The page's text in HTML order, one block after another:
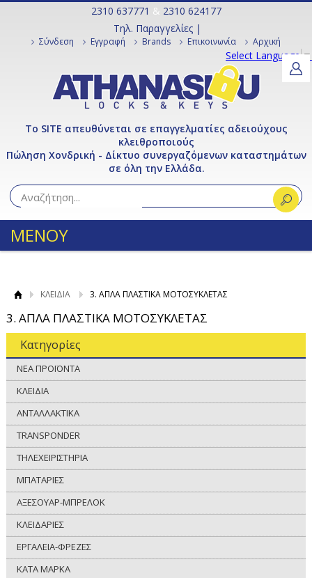
2310 637771 & 2310 624177
Τηλ. Παραγγελίες |
Σύνδεση Εγγραφή Brands Επικοινωνία Αρχική
Select Language▼
Το SITE απευθύνεται σε επαγγελματίες αδειούχους
κλειθροποιούς
Πώληση Χονδρική - Δίκτυο συνεργαζόμενων καταστημάτων
σε όλη την Ελλάδα.
ΜΕΝΟΥ
ΚΛΕΙΔΙΑ 3. ΑΠΛΑ ΠΛΑΣΤΙΚΑ ΜΟΤΟΣΥΚΛΕΤΑΣ
3. ΑΠΛΑ ΠΛΑΣΤΙΚΑ ΜΟΤΟΣΥΚΛΕΤΑΣ
Κατηγορίες
ΝΕΑ ΠΡΟΪΟΝΤΑ
ΚΛΕΙΔΙΑ
ΑΝΤΑΛΛΑΚΤΙΚΑ
TRANSPONDER
ΤΗΛΕΧΕΙΡΙΣΤΗΡΙΑ
ΜΠΑΤΑΡΙΕΣ
ΑΞΕΣΟΥΑΡ-ΜΠΡΕΛΟΚ
ΚΛΕΙΔΑΡΙΕΣ
ΕΡΓΑΛΕΙΑ-ΦΡΕΖΕΣ
ΚΑΤΑ ΜΑΡΚΑ